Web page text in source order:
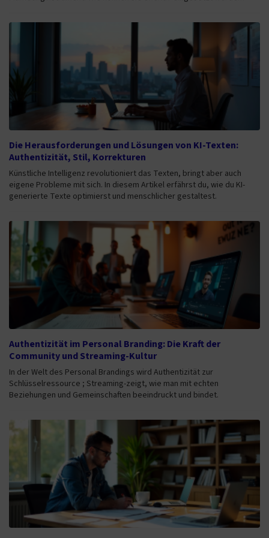
Die Herausforderungen und Lösungen von KI-Texten:
Authentizität, Stil, Korrekturen
Künstliche Intelligenz revolutioniert das Texten, bringt aber auch
eigene Probleme mit sich. In diesem Artikel erfährst du, wie du KI-
generierte Texte optimierst und menschlicher gestaltest.
Authentizität im Personal Branding: Die Kraft der
Community und Streaming-Kultur
In der Welt des Personal Brandings wird Authentizität zur
Schlüsselressource ; Streaming-zeigt, wie man mit echten
Beziehungen und Gemeinschaften beeindruckt und bindet.